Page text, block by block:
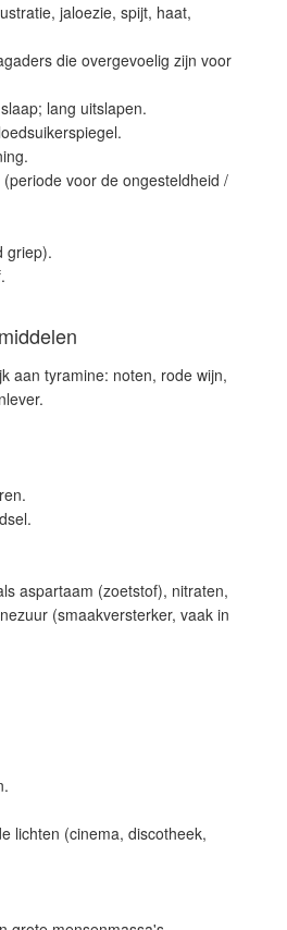
jaloezie, spijt, haat,
die overgevoelig zijn voor
lang uitslapen.
voor de ongesteldheid /
griep).
aan tyramine: noten, rode wijn,
aspartaam (zoetstof), nitraten,
(smaakversterker, vaak in
lichten (cinema, discotheek,